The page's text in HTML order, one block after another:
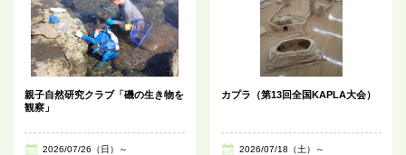
親子自然研究クラブ「磯の生き物を
観察」
2026/07/26（日）～
カプラ（第13回全国KAPLA大会）
2026/07/18（土）～